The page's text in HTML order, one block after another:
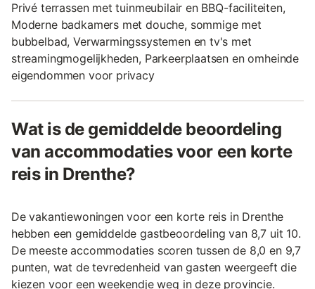
Privé terrassen met tuinmeubilair en BBQ-faciliteiten,
Moderne badkamers met douche, sommige met
bubbelbad, Verwarmingssystemen en tv's met
streamingmogelijkheden, Parkeerplaatsen en omheinde
eigendommen voor privacy
Wat is de gemiddelde beoordeling
van accommodaties voor een korte
reis in Drenthe?
De vakantiewoningen voor een korte reis in Drenthe
hebben een gemiddelde gastbeoordeling van 8,7 uit 10.
De meeste accommodaties scoren tussen de 8,0 en 9,7
punten, wat de tevredenheid van gasten weergeeft die
kiezen voor een weekendje weg in deze provincie.